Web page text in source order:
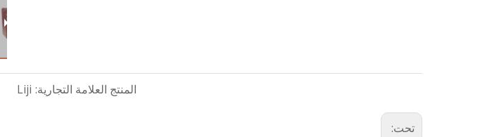
المنتج العلامة التجارية: Liji
تحت: